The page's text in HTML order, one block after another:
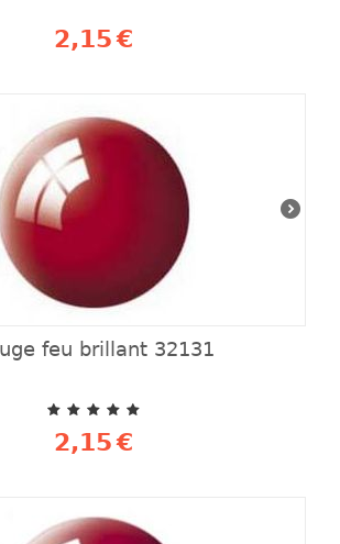
2,15 €
feu brillant 32131
2,15 €